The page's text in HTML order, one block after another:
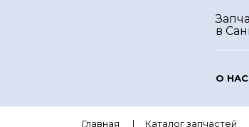
в
О НАС
Главная Каталог запчастей